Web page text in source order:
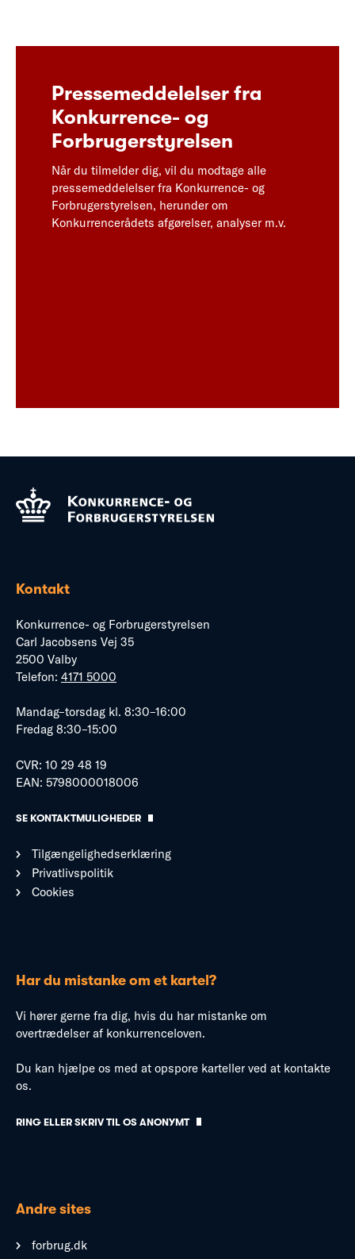
Pressemeddelelser fra
Konkurrence- og
Forbrugerstyrelsen
Når du tilmelder dig, vil du modtage alle
pressemeddelelser fra Konkurrence- og
Forbrugerstyrelsen, herunder om
Konkurrencerådets afgørelser, analyser m.v.
Kontakt
Konkurrence- og Forbrugerstyrelsen
Carl Jacobsens Vej 35
2500 Valby
Telefon: 4171 5000
Mandag–torsdag kl. 8:30–16:00
Fredag 8:30–15:00
CVR: 10 29 48 19
EAN: 5798000018006
SE KONTAKTMULIGHEDER
Tilgængelighedserklæring
Privatlivspolitik
Cookies
Har du mistanke om et kartel?
Vi hører gerne fra dig, hvis du har mistanke om
overtrædelser af konkurrenceloven.
Du kan hjælpe os med at opspore karteller ved at kontakte
os.
RING ELLER SKRIV TIL OS ANONYMT
Andre sites
forbrug.dk